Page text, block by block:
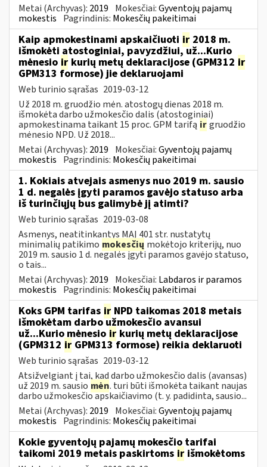
Metai (Archyvas): 2019 Mokesčiai:Gyventojų pajamų
mokestis Pagrindinis: Mokesčių pakeitimai
Kaip apmokestinami apskaičiuoti ir 2018 m.
išmokėti atostoginiai, pavyzdžiui, už...Kurio
mėnesio ir kurių metų deklaracijose (GPM312 ir
GPM313 formose) jie deklaruojami
Web turinio sąrašas 2019-03-12
Už 2018 m. gruodžio mėn. atostogų dienas 2018 m.
išmokėta darbo užmokesčio dalis (atostoginiai)
apmokestinama taikant 15 proc. GPM tarifą irgruodžio
mėnesio NPD. Už 2018...
Metai (Archyvas): 2019 Mokesčiai:Gyventojų pajamų
mokestis Pagrindinis: Mokesčių pakeitimai
1. Kokiais atvejais asmenys nuo 2019 m. sausio
1 d. negalės įgyti paramos gavėjo statuso arba
iš turinčiųjų bus galimybė jį atimti?
Web turinio sąrašas 2019-03-08
Asmenys, neatitinkantys MAĮ 401 str. nustatytų
minimalių patikimo mokesčių mokėtojo kriterijų, nuo
2019 m. sausio 1 d. negalės įgyti paramos gavėjo statuso,
o tais...
Metai (Archyvas): 2019 Mokesčiai: Labdaros ir paramos
mokestis Pagrindinis: Mokesčių pakeitimai
Koks GPM tarifas ir NPD taikomas 2018 metais
išmokėtam darbo užmokesčio avansui
už...Kurio mėnesio ir kurių metų deklaracijose
(GPM312 ir GPM313 formose) reikia deklaruoti
Web turinio sąrašas 2019-03-12
Atsižvelgiant į tai, kad darbo užmokesčio dalis (avansas)
už 2019 m. sausio mėn. turi būti išmokėta taikant naujas
darbo užmokesčio apskaičiavimo (t. y. padidinta, sausio...
Metai (Archyvas): 2019 Mokesčiai:Gyventojų pajamų
mokestis Pagrindinis: Mokesčių pakeitimai
Kokie gyventojų pajamų mokesčio tarifai
taikomi 2019 metais paskirtoms ir išmokėtoms